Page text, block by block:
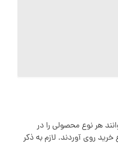
هر نوع محصولی را در
روی آوردند. لازم به ذکر